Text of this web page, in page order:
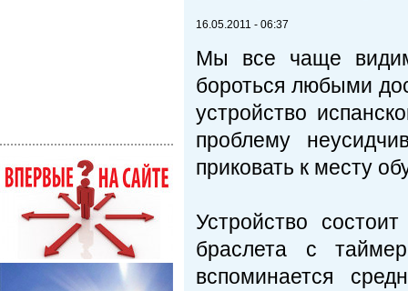
16.05.2011 - 06:37
Мы все чаще
бороться любыми
устройство
проблему
приковать к месту
Устройство
браслета с
вспоминается